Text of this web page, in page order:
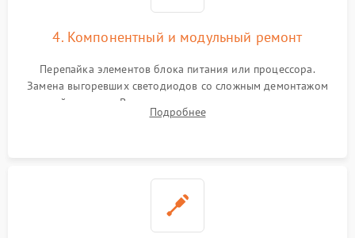
4. Компонентный и модульный ремонт
Перепайка элементов блока питания или процессора.
Замена выгоревших светодиодов со сложным демонтажом
хрупкой матрицы. Восстановление поврежденных дорожек,
прошивка микросхем памяти EEPROM
Подробнее